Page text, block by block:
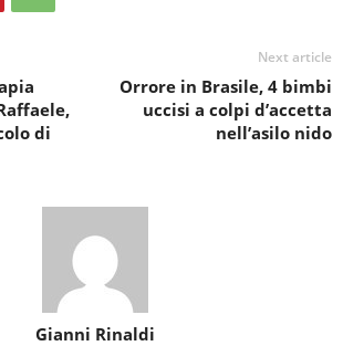
di
Next article
Orrore in Brasile, 4 bimbi
uccisi a colpi d’accetta
nell’asilo nido
Gianni Rinaldi